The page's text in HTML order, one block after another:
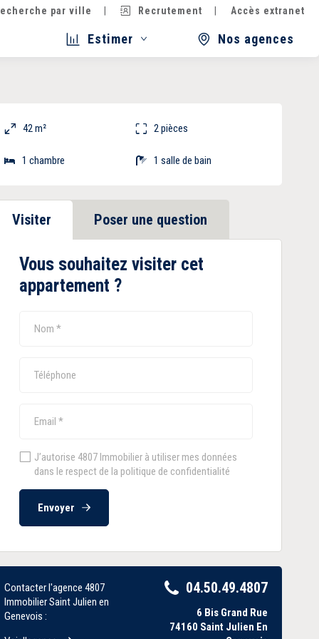
Estimer Nos agences
par ville Recrutement Accès extranet
42 m² 2 pièces
1 chambre 1 salle de bain
Visiter Poser une question
Vous souhaitez visiter cet
appartement ?
J’autorise 4807 Immobilier à utiliser mes données
dans le respect de la politique de confidentialité
Envoyer
Contacter l'agence 4807
Immobilier Saint Julien en
Genevois :
04.50.49.4807
6 Bis Grand Rue
74160 Saint Julien En